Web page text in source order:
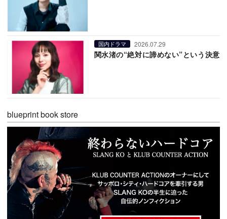
国内ドラマ 2026.07.29
関水渚の“絶対に諦めない”という決意
blueprint book store